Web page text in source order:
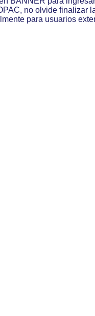
no olvide finalizar
para usuarios